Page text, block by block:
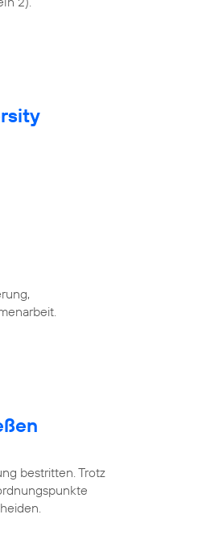
bestritten. Trotz